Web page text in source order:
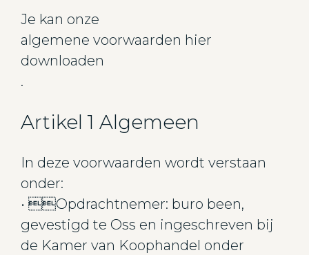
Je kan onze
algemene voorwaarden hier
downloaden
.
Artikel 1 Algemeen
In deze voorwaarden wordt verstaan
onder:
• Opdrachtnemer: buro been,
gevestigd te Oss en ingeschreven bij
de Kamer van Koophandel onder